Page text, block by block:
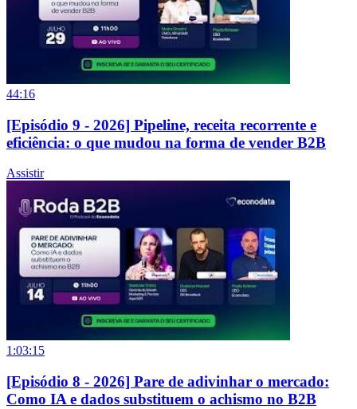
44:16
[Episódio 9 - 2026] Pipeline, receita recorrente e
eficiência: o que mudou na forma de vender B2B
Assistir
1:03:15
[Episódio 8 - 2026] Pare de adivinhar o mercado:
Como IA e dados substituem o achismo no B2B